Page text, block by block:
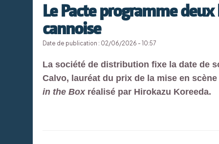
Le Pacte programme
cannoise
Date de publication : 02/06/2026 - 10:57
La société de distribution fixe la date de
Calvo, lauréat du prix de la mise en
in the Boxréalisé par Hirokazu Koreeda.